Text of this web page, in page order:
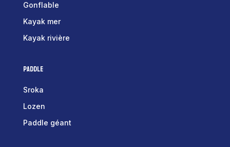
Gonflable
Kayak mer
Kayak rivière
Paddle
Sroka
Lozen
Paddle géant